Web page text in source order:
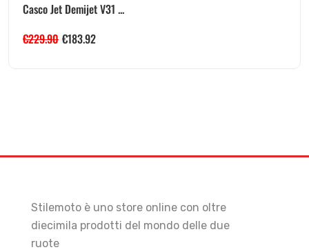
Casco Jet Demijet V31 ...
€229.90 €183.92
Stilemoto è uno store online con oltre
diecimila prodotti del mondo delle due
ruote